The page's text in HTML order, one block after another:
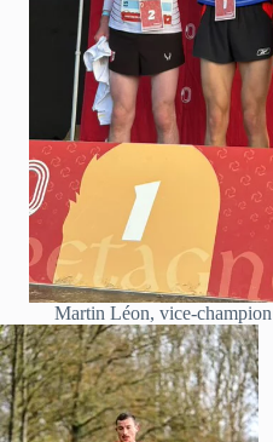
Martin Léon, vice-